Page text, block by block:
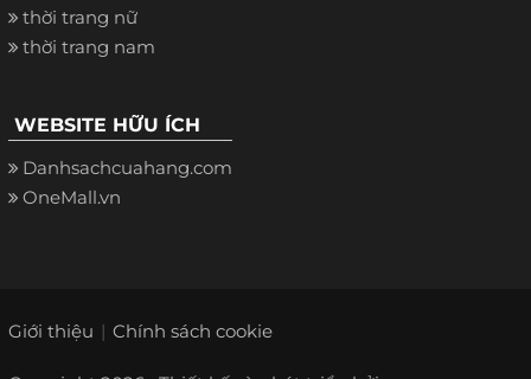
thời trang nữ
thời trang nam
WEBSITE HỮU ÍCH
Danhsachcuahang.com
OneMall.vn
Giới thiệu Chính sách cookie